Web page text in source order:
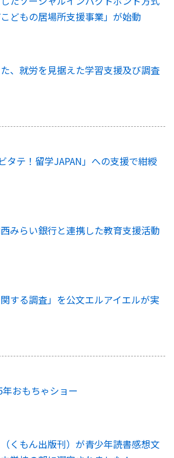
どもの居場所支援事業」が始動
、就労を見据えた学習支援及び調査
タテ！留学JAPAN」への支援で紺綬
みらい銀行と連携した教育支援活動
関する調査」を公文エルアイエルが実
おもちゃショー
（くもん出版刊）が青少年読書感想文